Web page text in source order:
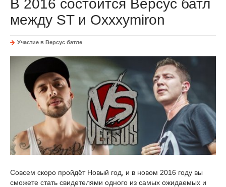
В 2016 состоится Версус батл
между ST и Oxxxymiron
Участие в Версус батле
Совсем скоро пройдёт Новый год, и в новом 2016 году вы
сможете стать свидетелями одного из самых ожидаемых и